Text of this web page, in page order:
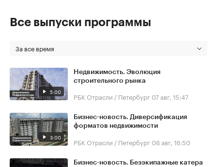
Все выпуски программы
За все время
5:00
Недвижимость. Эволюция
строительного рынка
РБК Отрасли / Петербург 07 авг, 15:47
3:00
Бизнес-новость. Диверсификация
форматов недвижимости
РБК Отрасли / Петербург 06 авг, 16:50
Бизнес-новость. Безэкипажные катера